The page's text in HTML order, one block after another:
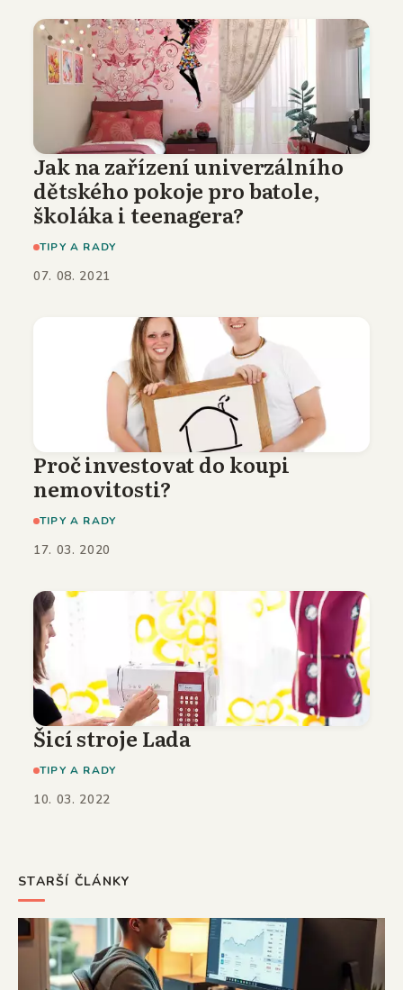
Jak na zařízení univerzálního
dětského pokoje pro batole,
školáka i teenagera?
TIPY A RADY
07. 08. 2021
Proč investovat do koupi
nemovitosti?
TIPY A RADY
17. 03. 2020
Šicí stroje Lada
TIPY A RADY
10. 03. 2022
STARŠÍ ČLÁNKY